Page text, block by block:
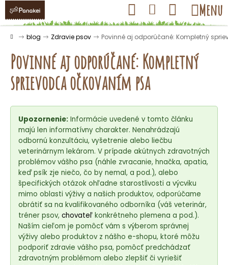
Prejsť
obsah
Hľadať Prihlásenie
Nákupný
košík
Menu
Domov
blog Zdravie psov Povinné aj odporúčané: Kompletný
Povinné aj odporúčané: Kompletný
sprievodca očkovaním psa
Upozornenie: Informácie uvedené v tomto článku
majú len informatívny charakter. Nenahrádzajú
odbornú konzultáciu, vyšetrenie alebo liečbu
veterinárnym lekárom. V prípade akútnych zdravotných
problémov vášho psa (náhle zvracanie, hnačka, apatia,
keď psík zje niečo, čo by nemal, a pod.), alebo
špecifických otázok ohľadne starostlivosti a výcviku
mimo oblasti výživy a našich produktov, odporúčame
obrátiť sa na kvalifikovaného odborníka (váš veterinár,
tréner psov, chovateľ konkrétneho plemena a pod.).
Naším cieľom je pomôcť vám s výberom správnej
výživy alebo produktov z nášho e-shopu, ktoré môžu
podporiť zdravie vášho psa, pomôcť predchádzať
zdravotným problémom alebo zlepšiť či vyriešiť
K
o Späť
Späť
o